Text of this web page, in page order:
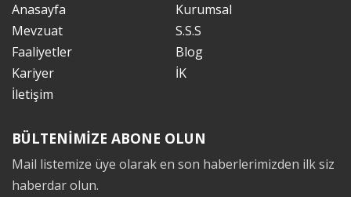
Anasayfa
Kurumsal
Mevzuat
S.S.S
Faaliyetler
Blog
Kariyer
İK
İletişim
BÜLTENİMİZE ABONE OLUN
Mail listemize üye olarak en son haberlerimizden ilk siz
haberdar olun.